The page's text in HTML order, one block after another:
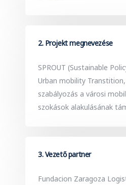
2. Projekt megnevezése
SPROUT (Sustainable
Urban mobility
szabályozás a városi
szokások alakulásának
3. Vezető partner
Fundacion Zaragoza